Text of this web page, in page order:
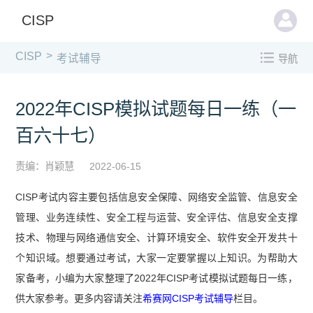
CISP
CISP > 考试辅导 导航
2022年CISP模拟试题每日一练（一
百六十七）
责编：肖颖慧 2022-06-15
CISP考试内容主要包括信息安全保障、网络安全监管、信息安全
管理、业务连续性、安全工程与运营、安全评估、信息安全支撑
技术、物理与网络通信安全、计算环境安全、软件安全开发共十
个知识域。想要通过考试，大家一定要掌握以上知识。为帮助大
家备考，小编为大家整理了2022年CISP考试模拟试题每日一练，
供大家参考。更多内容请关注希赛网CISP考试辅导栏目。